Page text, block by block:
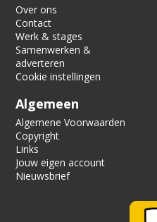
Over ons
Contact
Werk & stages
Samenwerken &
adverteren
Cookie instellingen
Algemeen
Algemene Voorwaarden
Copyright
Links
Jouw eigen account
Nieuwsbrief